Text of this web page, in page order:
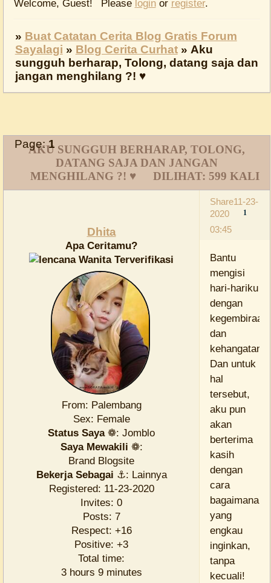
Welcome, Guest! Please loginor register.
» Buat Catatan Cerita Blog Gratis Forum
Sayalagi » Blog Cerita Curhat » Aku
sungguh berharap, Tolong, datang saja dan
jangan menghilang ?! ♥
AKU SUNGGUH BERHARAP, TOLONG,
DATANG SAJA DAN JANGAN
MENGHILANG ?! ♥
DILIHAT: 599 KALI
Page:1
Share
1
11-23-
2020
03:45
Dhita
Apa Ceritamu?
From: Palembang
Sex: Female
Status Saya❁: Jomblo
Saya Mewakili ❁:
Brand Blogsite
Bekerja Sebagai ⚓: Lainnya
Registered: 11-23-2020
Invites: 0
Posts: 7
Respect: +16
Positive: +3
Total time:
3 hours 9 minutes
Bantu
mengisi
hari-hariku
dengan
kegembiraan
dan
kehangatan?
Dan untuk
hal
tersebut,
aku pun
akan
berterima
kasih
dengan
cara
yang
engkau
inginkan,
tanpa
kecuali!